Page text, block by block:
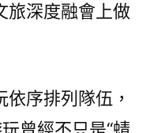
旅深度融會上做
序排列隊伍，